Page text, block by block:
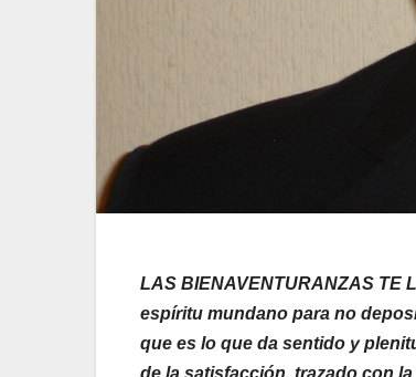
LAS BIENAVENTURANZAS TE
espíritu mundano para no
que es lo que da sentido y
de la satisfacción, trazado con